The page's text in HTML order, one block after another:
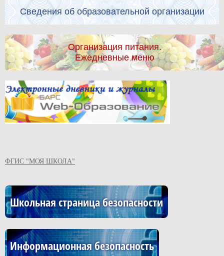
Сведения об образовательной организации
Организация питания.
Ежедневные меню
ФГИС "МОЯ ШКОЛА"
Школьная страница безопасности
Информационная безопасность